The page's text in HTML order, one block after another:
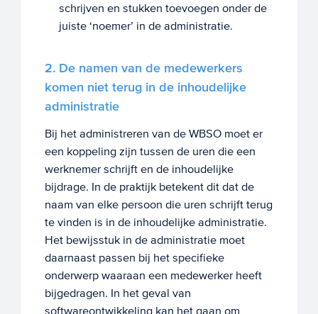
schrijven en stukken toevoegen onder de
juiste ‘noemer’ in de administratie.
2. De namen van de medewerkers
komen niet terug in de inhoudelijke
administratie
Bij het administreren van de WBSO moet er
een koppeling zijn tussen de uren die een
werknemer schrijft en de inhoudelijke
bijdrage. In de praktijk betekent dit dat de
naam van elke persoon die uren schrijft terug
te vinden is in de inhoudelijke administratie.
Het bewijsstuk in de administratie moet
daarnaast passen bij het specifieke
onderwerp waaraan een medewerker heeft
bijgedragen. In het geval van
softwareontwikkeling kan het gaan om